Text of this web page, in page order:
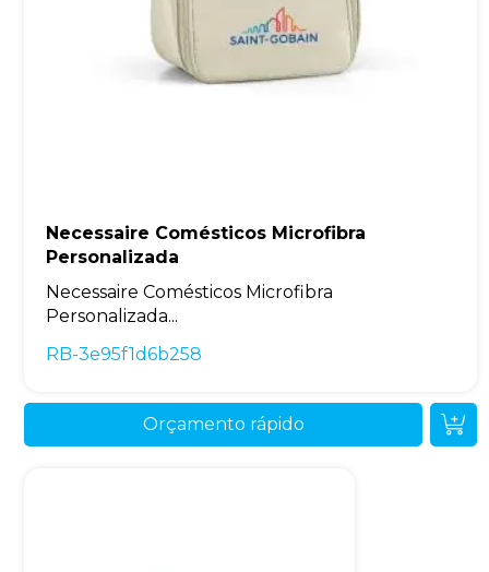
Necessaire Comésticos Microfibra
Personalizada
Necessaire Comésticos Microfibra
Personalizada...
RB-3e95f1d6b258
Orçamento rápido